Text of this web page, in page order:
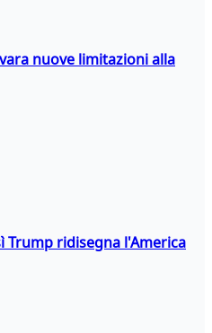
nuove limitazioni alla
Trump ridisegna l'America